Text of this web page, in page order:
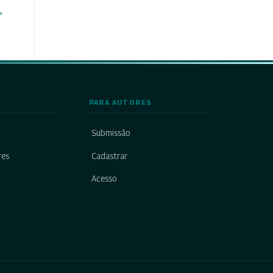
PARA AUTORES
Submissão
Cadastrar
Acesso